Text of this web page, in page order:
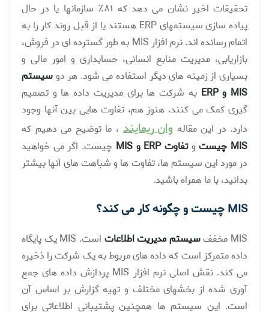
تحقیقات اخیر نشان می دهد که ۸۱٪ سازمانها یا در حال
پیاده سازی سیستمهای ERP هستند یا از قبل روند کار را به
اتمام رسانده اند. نرم افزار MIS به طور گسترده ای در فروش،
بازاریابی، مدیریت منابع انسانی، حسابداری و امور مالی و
بسیاری از زمینه های دیگر استفاده می شود. هر دوسیستم
MIS و ERP
به شرکت ها برای مدیریت داده ها و تصمیم
گیری کمک می کنند. هنوز هم، تفاوت هایی بین آنها وجود
دارد. در این مقاله وان ریمایند ، ما توضیح می دهیم که
MIS چیست
وتفاوت ERP و MIS
چیست. اگر می خواهید
در مورد این سیستم ها، تفاوت ها و شباهت های آنها بیشتر
بدانید، با ما همراه باشید.
MIS چیست و چگونه کار می کند؟
MIS مخفف سیستم مدیریت اطلاعات
است. MIS یک پایگاه
داده متمرکز است که داده های مربوط به یک شرکت را ذخیره
می کند. نقش اصلی نرم افزار MIS پردازش داده های جمع
آوری شده از بخشهای مختلف و تهیه گزارش بر اساس آن
است. این سیستم ها همچنین پشتیبانی اطلاعاتی برای